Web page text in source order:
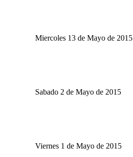
Miercoles 13 de Mayo de 2015
Sabado 2 de Mayo de 2015
Viernes 1 de Mayo de 2015